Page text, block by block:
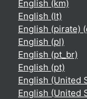
English ‎(km)‎
English ‎(lt)‎
English (pirate)
English ‎(pl)‎
English ‎(pt_br)‎
English ‎(pt)‎
English (United
English (United